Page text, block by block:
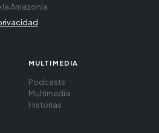
Amazonía
MULTIMEDIA
Podcasts
Multimedia
Historias